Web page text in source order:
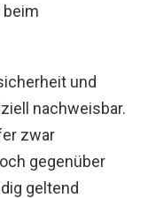
beim
und
nachweisbar.
zwar
gegenüber
geltend